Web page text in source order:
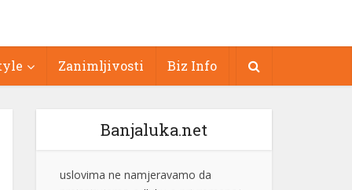
Zanimljivosti Biz Info
Banjaluka.net
Inspektori otkrili ilegalnu sušaru, oko